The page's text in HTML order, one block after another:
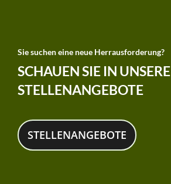
Sie suchen eine neue Herrausforderung?
SCHAUEN SIE IN UNSERE
STELLENANGEBOTE
STELLENANGEBOTE